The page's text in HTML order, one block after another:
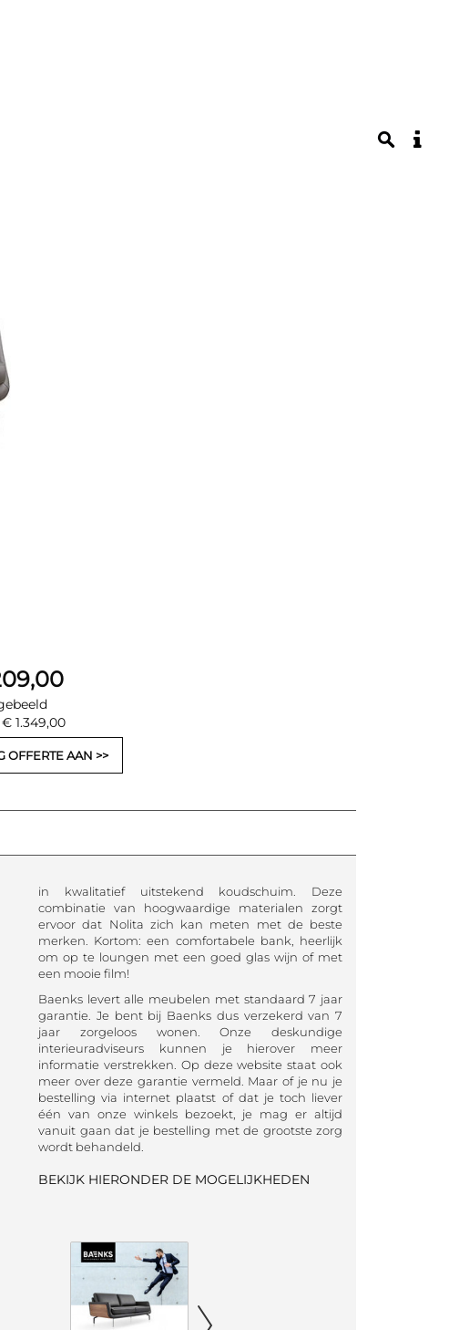
1.349,00
OFFERTE AAN
in kwalitatief uitstekend koudschuim. Deze
combinatie van hoogwaardige materialen zorgt
ervoor dat Nolita zich kan meten met de beste
merken. Kortom: een comfortabele bank, heerlijk
om op te loungen met een goed glas wijn of met
een mooie film!
Baenks levert alle meubelen met standaard 7 jaar
garantie. Je bent bij Baenks dus verzekerd van 7
jaar zorgeloos wonen. Onze deskundige
interieuradviseurs kunnen je hierover meer
informatie verstrekken. Op deze website staat ook
meer over deze garantie vermeld. Maar of je nu je
bestelling via internet plaatst of dat je toch liever
één van onze winkels bezoekt, je mag er altijd
vanuit gaan dat je bestelling met de grootste zorg
wordt behandeld.
BEKIJK HIERONDER DE MOGELIJKHEDEN